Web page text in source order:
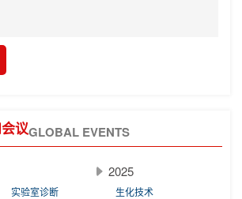
议GLOBAL EVENTS
2025
实验室诊断
生化技术